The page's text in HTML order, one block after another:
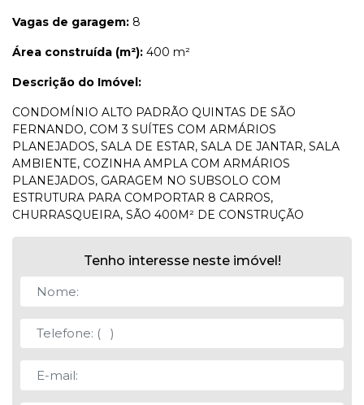
Vagas de garagem: 8
Área construída (m²): 400 m²
Descrição do Imóvel:
CONDOMÍNIO ALTO PADRÃO QUINTAS DE SÃO
FERNANDO, COM 3 SUÍTES COM ARMÁRIOS
PLANEJADOS, SALA DE ESTAR, SALA DE JANTAR, SALA
AMBIENTE, COZINHA AMPLA COM ARMÁRIOS
PLANEJADOS, GARAGEM NO SUBSOLO COM
ESTRUTURA PARA COMPORTAR 8 CARROS,
CHURRASQUEIRA, SÃO 400M² DE CONSTRUÇÃO
Tenho interesse neste imóvel!